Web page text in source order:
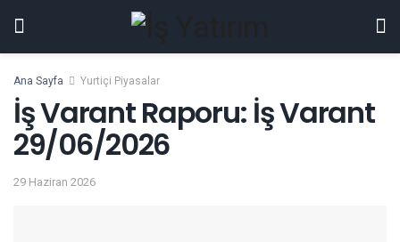
Ana Sayfa Yurtiçi Piyasalar
İş Varant Raporu: İş Varant
29/06/2026
29 Haziran 2026